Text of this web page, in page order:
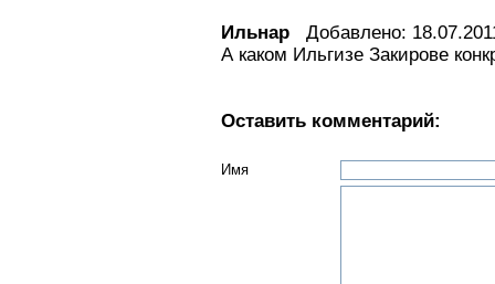
Ильнар Добавлено:
А каком Ильгизе Закирове
Оставить комментарий:
Имя